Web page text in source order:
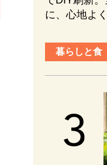
に、心地よ
暮らしと食